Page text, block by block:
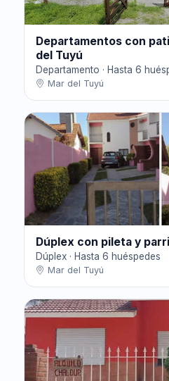
Departamentos con
del Tuyú
Departamento · Hasta 6
Mar del Tuyú
Dúplex con pileta y
Dúplex · Hasta 6 huéspedes
Mar del Tuyú